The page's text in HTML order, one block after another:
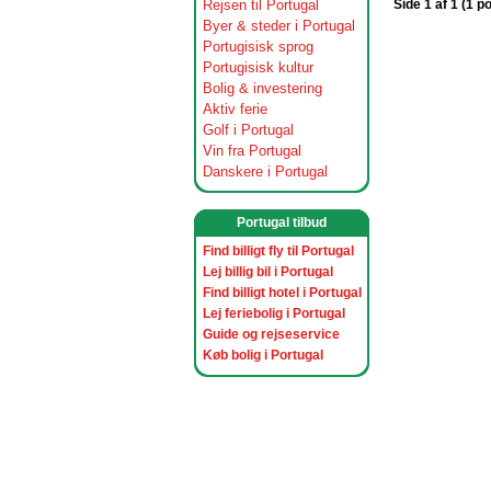
Rejsen til Portugal
Byer & steder i Portugal
Portugisisk sprog
Portugisisk kultur
Bolig & investering
Aktiv ferie
Golf i Portugal
Vin fra Portugal
Danskere i Portugal
Portugal tilbud
Find billigt fly til Portugal
Lej billig bil i Portugal
Find billigt hotel i Portugal
Lej feriebolig i Portugal
Guide og rejseservice
Køb bolig i Portugal
Side 1 af 1 (1